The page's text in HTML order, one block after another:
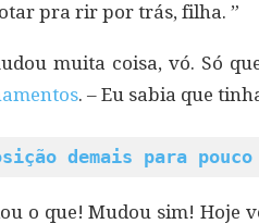
pra rir por trás, filha. ”
muita coisa, vó. Só
. – Eu sabia que
demais para
o que! Mudou sim! Hoje